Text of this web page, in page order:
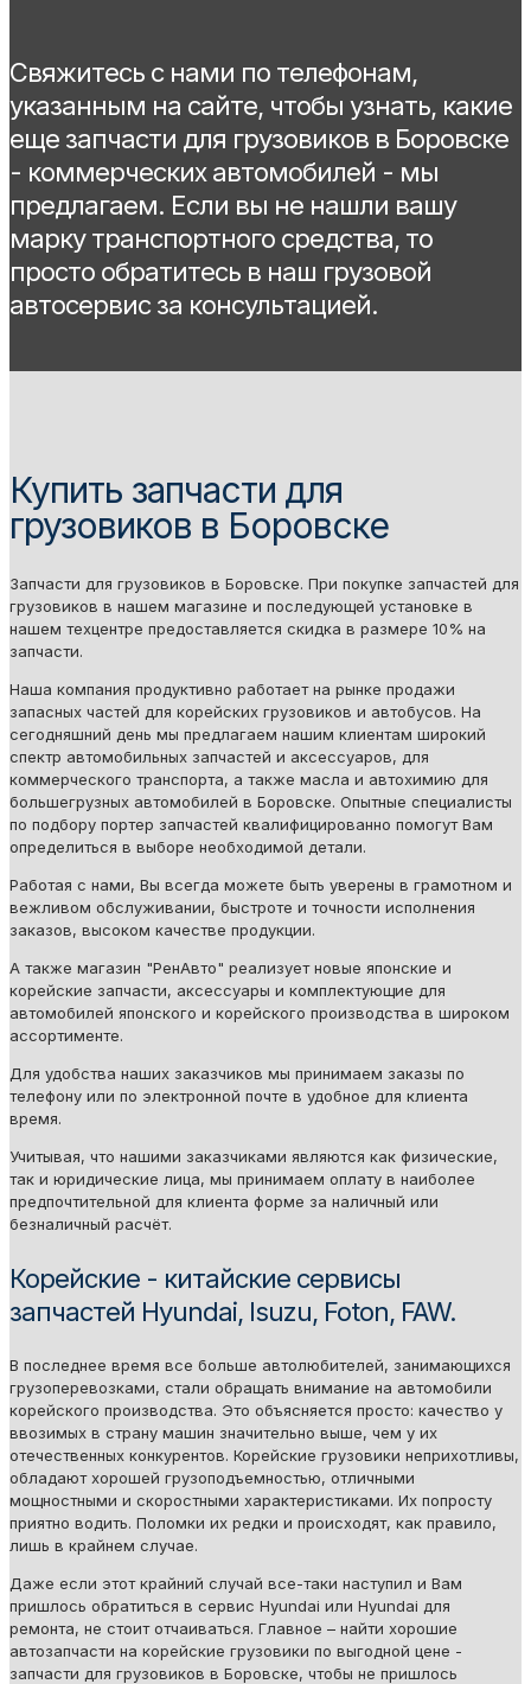
Свяжитесь с нами по телефонам,
указанным на сайте, чтобы узнать, какие
еще запчасти для грузовиков в Боровске
- коммерческих автомобилей - мы
предлагаем. Если вы не нашли вашу
марку транспортного средства, то
просто обратитесь в наш грузовой
автосервис за консультацией.
Купить запчасти для
грузовиков в Боровске
Запчасти для грузовиков в Боровске. При покупке запчастей для
грузовиков в нашем магазине и последующей установке в
нашем техцентре предоставляется скидка в размере 10% на
запчасти.
Наша компания продуктивно работает на рынке продажи
запасных частей для корейских грузовиков и автобусов. На
сегодняшний день мы предлагаем нашим клиентам широкий
спектр автомобильных запчастей и аксессуаров, для
коммерческого транспорта, а также масла и автохимию для
большегрузных автомобилей в Боровске. Опытные специалисты
по подбору портер запчастей квалифицированно помогут Вам
определиться в выборе необходимой детали.
Работая с нами, Вы всегда можете быть уверены в грамотном и
вежливом обслуживании, быстроте и точности исполнения
заказов, высоком качестве продукции.
А также магазин "РенАвто" реализует новые японские и
корейские запчасти, аксессуары и комплектующие для
автомобилей японского и корейского производства в широком
ассортименте.
Для удобства наших заказчиков мы принимаем заказы по
телефону или по электронной почте в удобное для клиента
время.
Учитывая, что нашими заказчиками являются как физические,
так и юридические лица, мы принимаем оплату в наиболее
предпочтительной для клиента форме за наличный или
безналичный расчёт.
Корейские - китайские сервисы
запчастей Hyundai, Isuzu, Foton, FAW.
В последнее время все больше автолюбителей, занимающихся
грузоперевозками, стали обращать внимание на автомобили
корейского производства. Это объясняется просто: качество у
ввозимых в страну машин значительно выше, чем у их
отечественных конкурентов. Корейские грузовики неприхотливы,
обладают хорошей грузоподъемностью, отличными
мощностными и скоростными характеристиками. Их попросту
приятно водить. Поломки их редки и происходят, как правило,
лишь в крайнем случае.
Даже если этот крайний случай все-таки наступил и Вам
пришлось обратиться в сервис Hyundai или Hyundai для
ремонта, не стоит отчаиваться. Главное – найти хорошие
автозапчасти на корейские грузовики по выгодной цене -
запчасти для грузовиков в Боровске, чтобы не пришлось